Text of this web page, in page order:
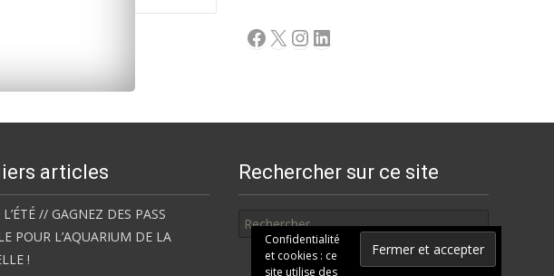
Facebook
X Instagram
LinkedIn
articles
L’ÉTÉ // GAGNEZ DES PASS
POUR L’AQUARIUM DE LA
!
Rechercher sur ce site
Confidentialité
et cookies : ce
site utilise des